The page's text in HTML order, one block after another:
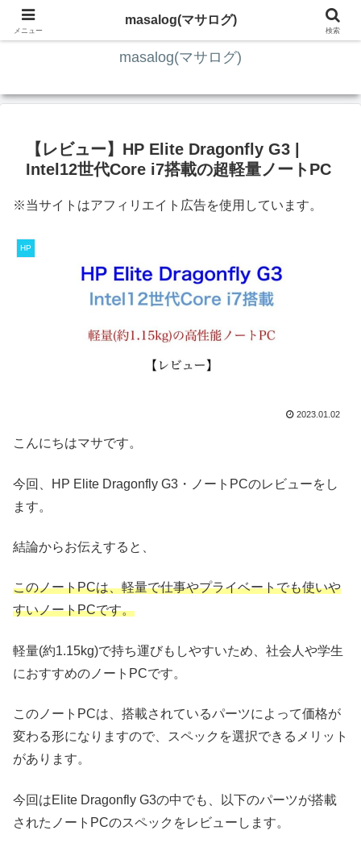
ITの知識4割・ガジェット4割・その他2割 の趣味ブログ
masalog(マサログ)
【レビュー】HP Elite Dragonfly G3 |
Intel12世代Core i7搭載の超軽量ノートPC
※当サイトはアフィリエイト広告を使用しています。
HP
2023.01.02
こんにちはマサです。
今回、HP Elite Dragonfly G3・ノートPCのレビューをし
ます。
結論からお伝えすると、
このノートPCは、軽量で仕事やプライベートでも使いや
すいノートPCです。
軽量(約1.15kg)で持ち運びもしやすいため、社会人や学生
におすすめのノートPCです。
このノートPCは、搭載されているパーツによって価格が
変わる形になりますので、スペックを選択できるメリット
があります。
今回はElite Dragonfly G3の中でも、以下のパーツが搭載
されたノートPCのスペックをレビューします。
メニュー
masalog(マサログ)
検索